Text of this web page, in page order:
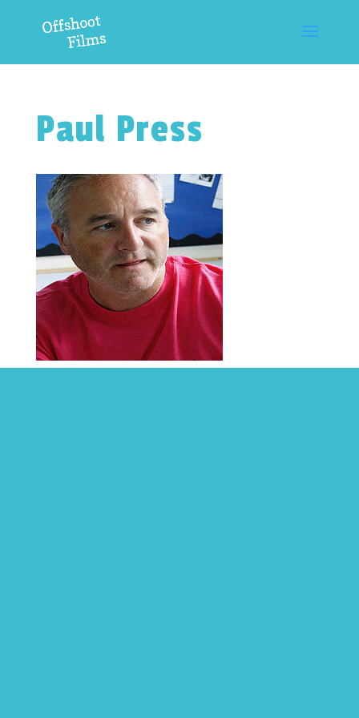
Paul Press